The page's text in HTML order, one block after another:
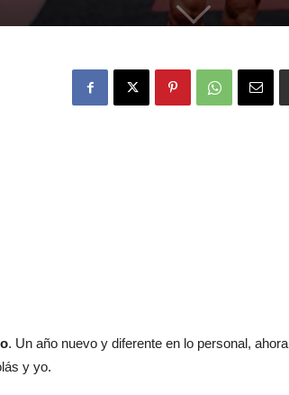
. Un año nuevo y diferente en lo personal,
y yo.